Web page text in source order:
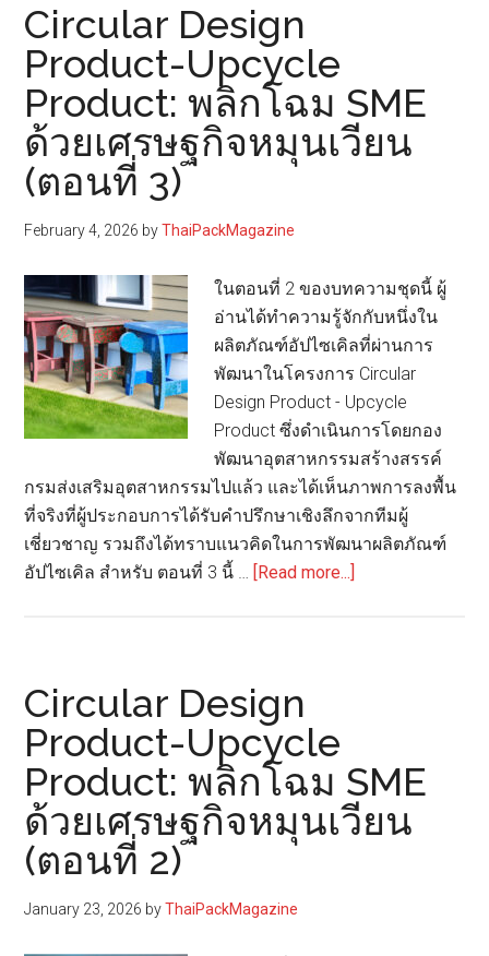
เรื่อง
ที่
29:
ถุง
พลาสติก
ครั้ง
เป็น
ผู้ร้าย
ของ
สิ่ง
แวดล้อม?
Circular Design
Product-Upcycle
Product: พลิกโฉม SME
ด้วยเศรษฐกิจหมุนเวียน
(ตอนที่ 3)
February 4, 2026 byThaiPackMagazine
ในตอนที่ 2 ของบทความชุดนี้ ผู้
อ่านได้ทำความรู้จักกับหนึ่งใน
ผลิตภัณฑ์อัปไซเคิลที่ผ่านการ
พัฒนาในโครงการ Circular
Design Product - Upcycle
Product ซึ่งดำเนินการโดยกอง
พัฒนาอุตสาหกรรมสร้างสรรค์
กรมส่งเสริมอุตสาหกรรมไปแล้ว และได้เห็นภาพการลงพื้น
ที่จริงที่ผู้ประกอบการได้รับคำปรึกษาเชิงลึกจากทีมผู้
เชี่ยวชาญ รวมถึงได้ทราบแนวคิดในการพัฒนาผลิตภัณฑ์
อัปไซเคิล สำหรับ ตอนที่ 3 นี้ …
[Read more...]
โฉม
SME
ด้วย
Circular Design
Product-Upcycle
Product: พลิกโฉม SME
ด้วยเศรษฐกิจหมุนเวียน
(ตอนที่ 2)
January 23, 2026 byThaiPackMagazine